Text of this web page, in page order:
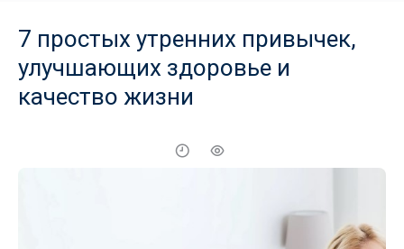
7 простых утренних привычек,
улучшающих здоровье и
качество жизни